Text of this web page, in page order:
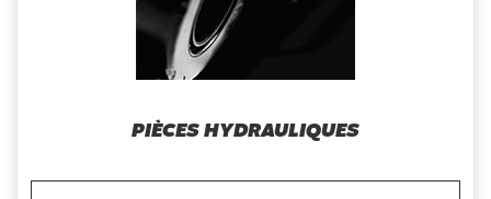
PIÈCES HYDRAULIQUES